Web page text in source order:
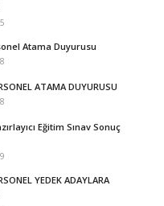
Atama Duyurusu
ATAMA DUYURUSU
Eğitim Sınav Sonuç
YEDEK ADAYLARA